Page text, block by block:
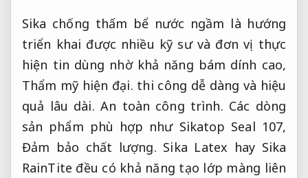
Sika chống thấm bể nước ngầm là hướng
triển khai được nhiều kỹ sư và đơn vị thực
hiện tin dùng nhờ khả năng bám dính cao,
Thẩm mỹ hiện đại. thi công dễ dàng và hiệu
quả lâu dài.An toàn công trình. Các dòng
sản phẩm phù hợp như Sikatop Seal 107,
Đảm bảo chất lượng. Sika Latex hay Sika
RainTite đều có khả năng tạo lớp màng liên